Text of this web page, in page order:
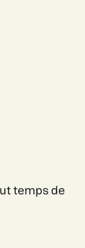
temps de